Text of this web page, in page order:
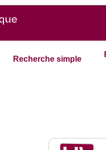
Recherche simple